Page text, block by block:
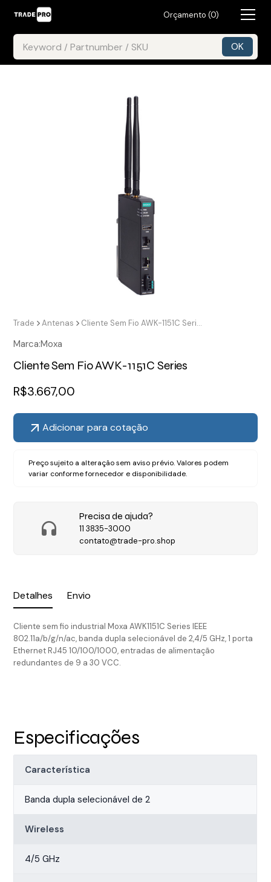
Orçamento (0)
Detalhes Envio
Cliente sem fio industrial Moxa AWK1151C Series IEEE
802.11a/b/g/n/ac, banda dupla selecionável de 2,4/5 GHz, 1 porta
Ethernet RJ45 10/100/1000, entradas de alimentação
redundantes de 9 a 30 VCC.
Trade Antenas Cliente Sem Fio AWK-1151C Series
Marca:Moxa
Cliente Sem Fio AWK-1151C Series
R$3.667,00
Adicionar para cotação
Preço sujeito a alteração sem aviso prévio. Valores podem
variar conforme fornecedor e disponibilidade.
Precisa de ajuda?
11 3835-3000
contato@trade-pro.shop
Especificações
Característica
Banda dupla selecionável de 2
Wireless
4/5 GHz